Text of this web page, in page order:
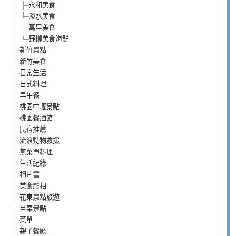
永和美食
淡水美食
萬里美食
野柳美食海鮮
新竹景點
新竹美食
日常生活
日式料理
早午餐
桃園中壢景點
桃園餐酒館
民宿推薦
流浪動物救援
無菜單料理
生活紀錄
相片書
美食影相
花東景點旅遊
苗栗景點
菜單
親子餐廳